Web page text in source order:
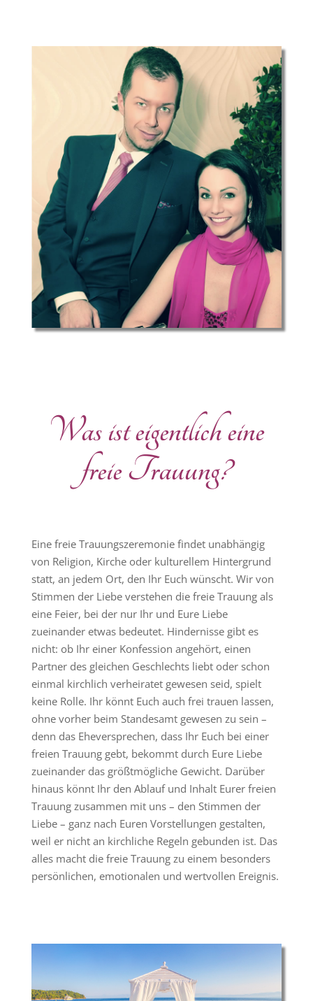
Was ist eigentlich eine
freie Trauung?
Eine freie Trauungszeremonie findet unabhängig
von Religion, Kirche oder kulturellem Hintergrund
statt, an jedem Ort, den Ihr Euch wünscht. Wir von
Stimmen der Liebe verstehen die freie Trauung als
eine Feier, bei der nur Ihr und Eure Liebe
zueinander etwas bedeutet. Hindernisse gibt es
nicht: ob Ihr einer Konfession angehört, einen
Partner des gleichen Geschlechts liebt oder schon
einmal kirchlich verheiratet gewesen seid, spielt
keine Rolle. Ihr könnt Euch auch frei trauen lassen,
ohne vorher beim Standesamt gewesen zu sein –
denn das Eheversprechen, dass Ihr Euch bei einer
freien Trauung gebt, bekommt durch Eure Liebe
zueinander das größtmögliche Gewicht. Darüber
hinaus könnt Ihr den Ablauf und Inhalt Eurer freien
Trauung zusammen mit uns – den Stimmen der
Liebe – ganz nach Euren Vorstellungen gestalten,
weil er nicht an kirchliche Regeln gebunden ist. Das
alles macht die freie Trauung zu einem besonders
persönlichen, emotionalen und wertvollen Ereignis.